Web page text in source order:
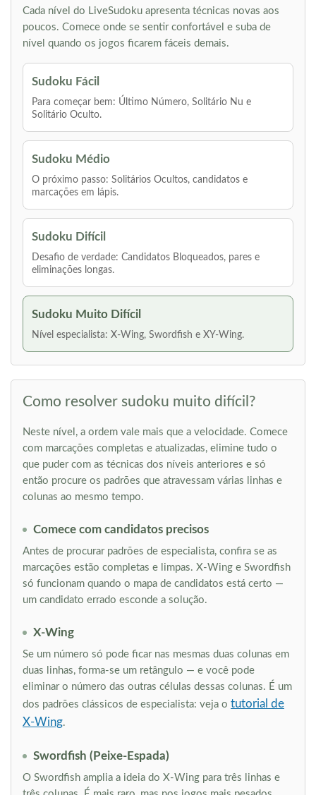
Cada nível do LiveSudoku apresenta técnicas novas aos
poucos. Comece onde se sentir confortável e suba de
nível quando os jogos ficarem fáceis demais.
Sudoku Fácil
Para começar bem: Último Número, Solitário Nu e
Solitário Oculto.
Sudoku Médio
O próximo passo: Solitários Ocultos, candidatos e
marcações em lápis.
Sudoku Difícil
Desafio de verdade: Candidatos Bloqueados, pares e
eliminações longas.
Sudoku Muito Difícil
Nível especialista: X-Wing, Swordfish e XY-Wing.
Como resolver sudoku muito difícil?
Neste nível, a ordem vale mais que a velocidade. Comece
com marcações completas e atualizadas, elimine tudo o
que puder com as técnicas dos níveis anteriores e só
então procure os padrões que atravessam várias linhas e
colunas ao mesmo tempo.
Comece com candidatos precisos
Antes de procurar padrões de especialista, confira se as
marcações estão completas e limpas. X-Wing e Swordfish
só funcionam quando o mapa de candidatos está certo —
um candidato errado esconde a solução.
X-Wing
Se um número só pode ficar nas mesmas duas colunas em
duas linhas, forma-se um retângulo — e você pode
eliminar o número das outras células dessas colunas. É um
dos padrões clássicos de especialista: veja o tutorial de
X-Wing.
Swordfish (Peixe-Espada)
O Swordfish amplia a ideia do X-Wing para três linhas e